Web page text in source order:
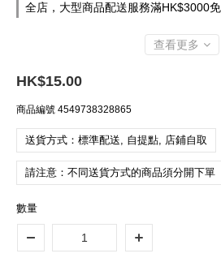
全店，大型商品配送服務滿HK$3000
查看更多
HK$15.00
商品編號 4549738328865
送貨方式：標準配送, 自提點, 店鋪自取
請注意：不同送貨方式的商品須分開下單
數量